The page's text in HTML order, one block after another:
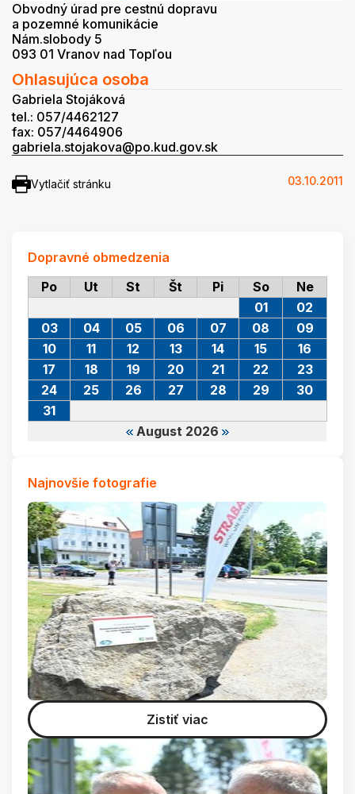
Obvodný úrad pre cestnú dopravu
a pozemné komunikácie
Nám.slobody 5
093 01 Vranov nad Topľou
Ohlasujúca osoba
Gabriela Stojáková
tel.: 057/4462127
fax: 057/4464906
gabriela.stojakova@po.kud.gov.sk
Vytlačiť stránku 03.10.2011
Dopravné obmedzenia
Po
Ut St Št Pi So Ne
August 2026
01
02
03
04 05 06 07 08
09
10
11 12 13 14 15
16
17
18 19 20 21 22
23
24
25 26 27 28 29
30
31
Najnovšie fotografie
Zistiť viac